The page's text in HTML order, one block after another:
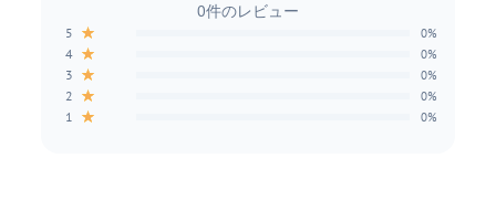
0件のレビュー
5 ★ 0%
4 ★ 0%
3 ★ 0%
2 ★ 0%
1 ★ 0%